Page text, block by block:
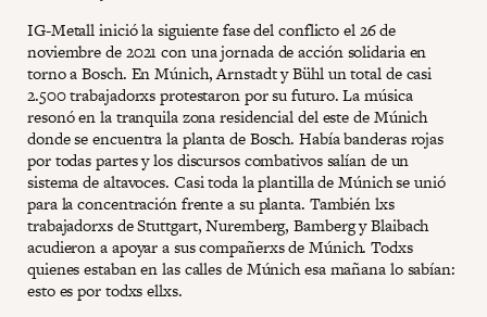
IG-Metall inició la siguiente fase del conflicto el 26 de
noviembre de 2021 con una jornada de acción solidaria en
torno a Bosch. En Múnich, Arnstadt y Bühl un total de casi
2.500 trabajadorxs protestaron por su futuro. La música
resonó en la tranquila zona residencial del este de Múnich
donde se encuentra la planta de Bosch. Había banderas rojas
por todas partes y los discursos combativos salían de un
sistema de altavoces. Casi toda la plantilla de Múnich se unió
para la concentración frente a su planta. También lxs
trabajadorxs de Stuttgart, Nuremberg, Bamberg y Blaibach
acudieron a apoyar a sus compañerxs de Múnich. Todxs
quienes estaban en las calles de Múnich esa mañana lo sabían:
esto es por todxs ellxs.